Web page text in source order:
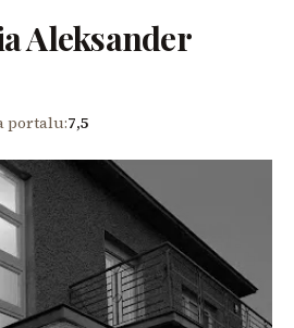
Aleksander
portalu:7,5